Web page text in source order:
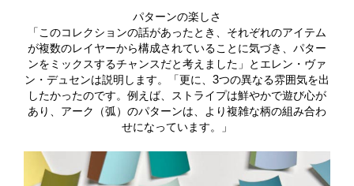
パターンの楽しさ
「このコレクションの話があったとき、それぞれのアイテム
が複数のレイヤーから構成されていることに気づき、パター
ンをミックスするチャンスだと考えました」とエレン・ヴァ
ン・デュセンは説明します。「更に、3つの異なる雰囲気を出
したかったのです。例えば、ストライプは鮮やかで遊び心が
あり、アーク（弧）のパターンは、より複雑な柄の組み合わ
せになっています。」